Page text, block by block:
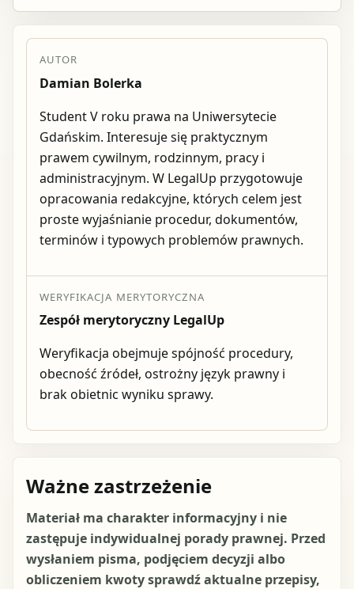
AUTOR
Damian Bolerka
Student V roku prawa na Uniwersytecie
Gdańskim. Interesuje się praktycznym
prawem cywilnym, rodzinnym, pracy i
administracyjnym. W LegalUp przygotowuje
opracowania redakcyjne, których celem jest
proste wyjaśnianie procedur, dokumentów,
terminów i typowych problemów prawnych.
WERYFIKACJA MERYTORYCZNA
Zespół merytoryczny LegalUp
Weryfikacja obejmuje spójność procedury,
obecność źródeł, ostrożny język prawny i
brak obietnic wyniku sprawy.
Ważne zastrzeżenie
Materiał ma charakter informacyjny i nie
zastępuje indywidualnej porady prawnej. Przed
wysłaniem pisma, podjęciem decyzji albo
obliczeniem kwoty sprawdź aktualne przepisy,